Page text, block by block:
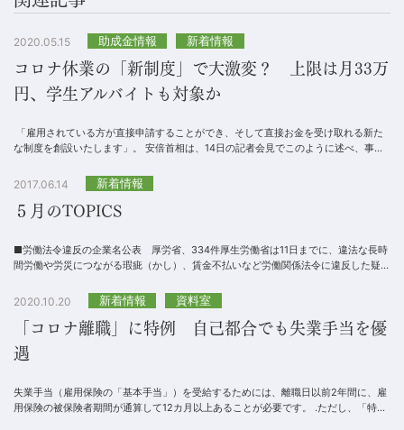
2020.05.15 助成金情報 新着情報
コロナ休業の「新制度」で大激変？ 上限は月33万
円、学生アルバイトも対象か
「雇用されている方が直接申請することができ、そして直接お金を受け取れる新た
な制度を創設いたします」。 安倍首相は、14日の記者会見でこのように述べ、事業
2017.06.14 新着情報
５月のTOPICS
■労働法令違反の企業名公表 厚労省、334件厚生労働省は11日までに、違法な長時
間労働や労災につながる瑕疵（かし）、賃金不払いなど労働関係法令に違反した疑い
2020.10.20 新着情報 資料室
「コロナ離職」に特例 自己都合でも失業手当を優
遇
失業手当（雇用保険の「基本手当」）を受給するためには、離職日以前2年間に、雇
用保険の被保険者期間が通算して12カ月以上あることが必要です。 .ただし、「特定